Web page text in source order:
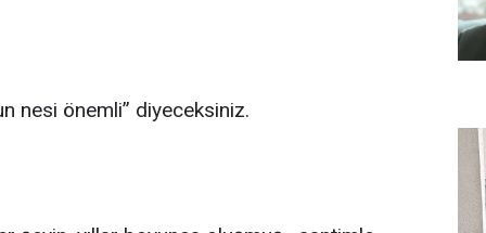
nesi önemli” diyeceksiniz.